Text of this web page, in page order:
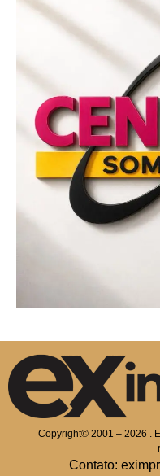
Copyright© 2001 – 2026 .
Contato: